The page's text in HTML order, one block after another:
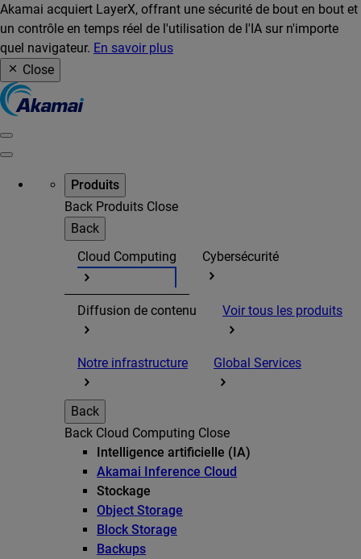
Akamai acquiert LayerX, offrant une sécurité de bout en bout et
un contrôle en temps réel de l'utilisation de l'IA sur n'importe
quel navigateur. En savoir plus
Close
Produits
Back Produits Close
Back
Cloud Computing
Cybersécurité
Diffusion de contenu Voir tous les produits
Notre infrastructure Global Services
Back
Back Cloud Computing Close
Intelligence artificielle (IA)
Akamai Inference Cloud
Stockage
Object Storage
Block Storage
Backups